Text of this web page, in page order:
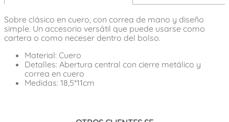
Sobre clásico en cuero, con correa de mano y diseño
simple. Un accesorio versátil que puede usarse como
cartera o como neceser dentro del bolso.
Material: Cuero
Detalles: Abertura central con cierre metálico y
correa en cuero
Medidas: 18,5*11cm